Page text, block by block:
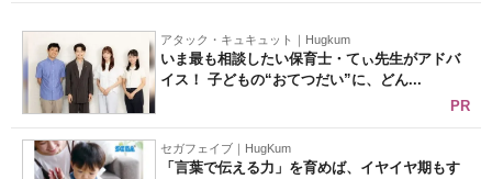
アタック・キュキュット｜Hugkum
いま最も相談したい保育士・てぃ先生がアドバ
イス！ 子どもの“おてつだい”に、どん...
PR
セガフェイブ｜HugKum
「言葉で伝える力」を育めば、イヤイヤ期もす